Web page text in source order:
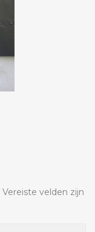
Vereiste velden zijn